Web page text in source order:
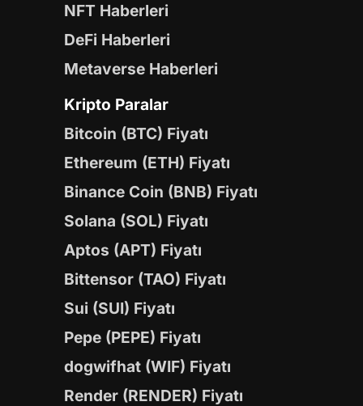
NFT Haberleri
DeFi Haberleri
Metaverse Haberleri
Kripto Paralar
Bitcoin (BTC) Fiyatı
Ethereum (ETH) Fiyatı
Binance Coin (BNB) Fiyatı
Solana (SOL) Fiyatı
Aptos (APT) Fiyatı
Bittensor (TAO) Fiyatı
Sui (SUI) Fiyatı
Pepe (PEPE) Fiyatı
dogwifhat (WIF) Fiyatı
Render (RENDER) Fiyatı